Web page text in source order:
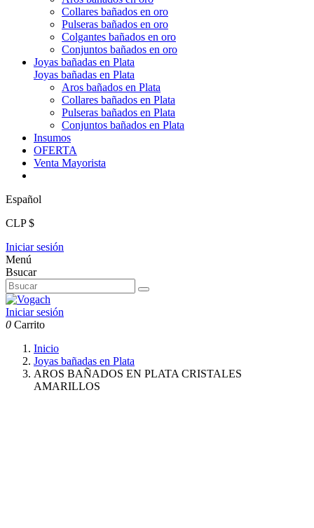
Collares bañados en oro
Pulseras bañados en oro
Colgantes bañados en oro
Conjuntos bañados en oro
Joyas bañadas en Plata
Joyas bañadas en Plata
Aros bañados en Plata
Collares bañados en Plata
Pulseras bañados en Plata
Conjuntos bañados en Plata
Insumos
OFERTA
Venta Mayorista
Español
CLP $
Iniciar sesión
Menú
Bsucar
Iniciar sesión
0 Carrito
Inicio
Joyas bañadas en Plata
AROS BAÑADOS EN PLATA CRISTALES
AMARILLOS